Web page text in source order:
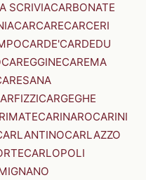
SCRIVIACARBONATE
CARCARECARCERI
CARDE'CARDEDU
CAREGGINECAREMA
CARGEGHE
CARINAROCARINI
CARLAZZO
CARLOPOLI